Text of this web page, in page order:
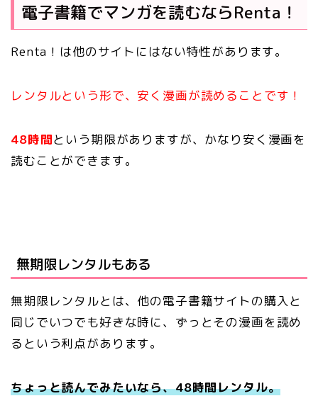
電子書籍でマンガを読むならRenta！
Renta！は他のサイトにはない特性があります。
レンタルという形で、安く漫画が読めることです！
48時間という期限がありますが、かなり安く漫画を
読むことができます。
無期限レンタルもある
無期限レンタルとは、他の電子書籍サイトの購入と
同じでいつでも好きな時に、ずっとその漫画を読め
るという利点があります。
ちょっと読んでみたいなら、48時間レンタル。